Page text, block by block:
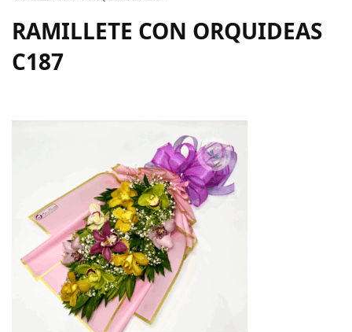
RAMILLETE CON ORQUIDEAS
C187